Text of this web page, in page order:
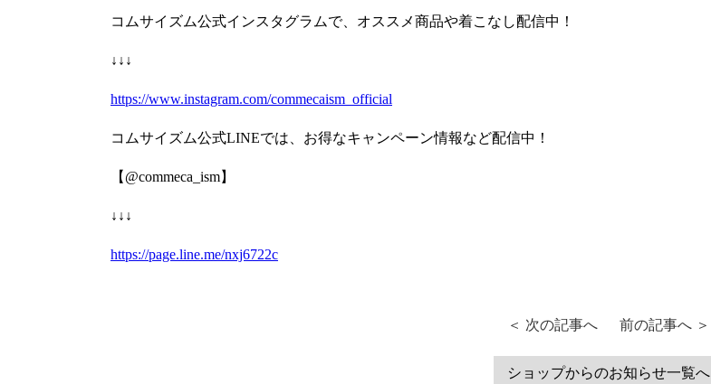
コムサイズム公式インスタグラムで、オススメ商品や着こなし配信中！
↓↓↓
https://www.instagram.com/commecaism_official
コムサイズム公式LINEでは、お得なキャンペーン情報など配信中！
【@commeca_ism】
↓↓↓
https://page.line.me/nxj6722c
＜ 次の記事へ 前の記事へ ＞
ショップからのお知らせ一覧へ